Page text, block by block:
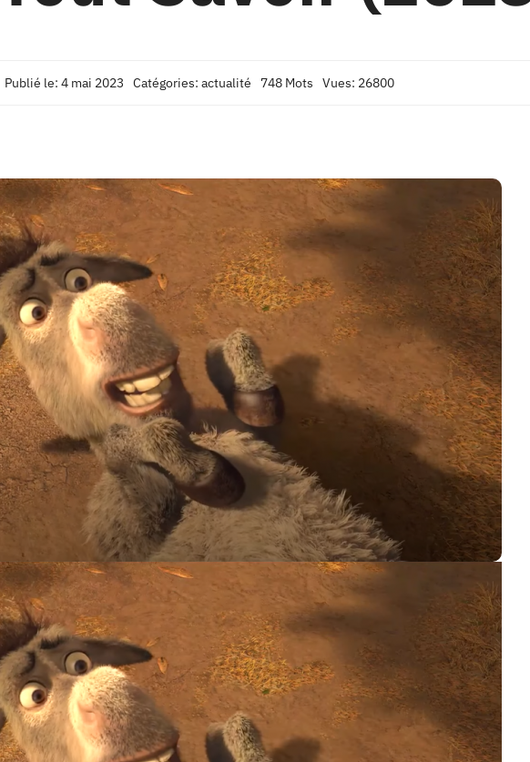
Publié le: 4 mai 2023 Catégories: actualité 748 Mots Vues: 26800